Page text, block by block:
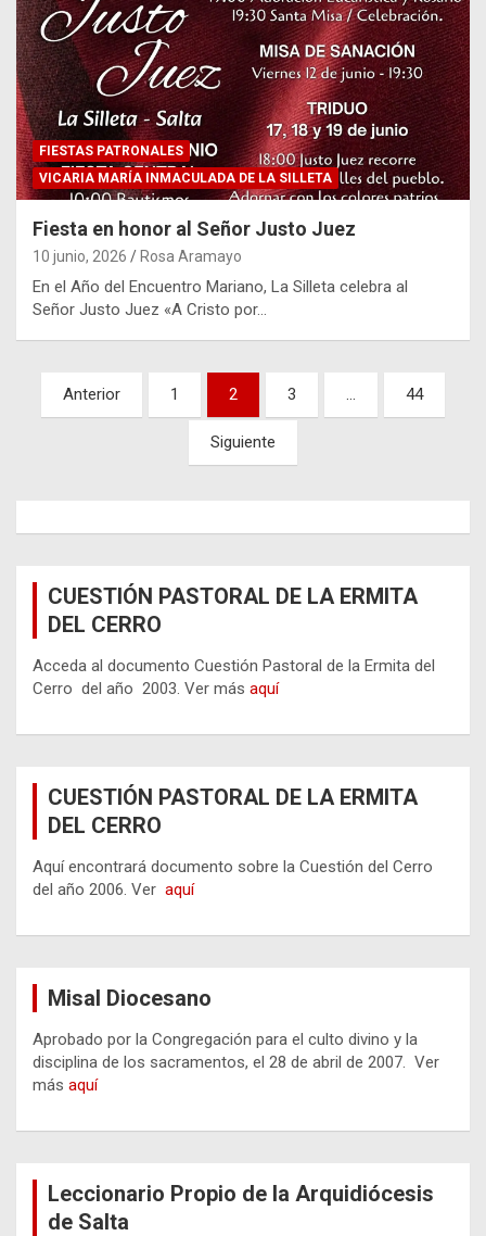
FIESTAS PATRONALES
VICARIA MARÍA INMACULADA DE LA SILLETA
Fiesta en honor al Señor Justo Juez
10 junio, 2026 Rosa Aramayo
En el Año del Encuentro Mariano, La Silleta celebra al
Señor Justo Juez «A Cristo por…
Paginación
de
Anterior 1 2 3 … 44
Siguiente
CUESTIÓN PASTORAL DE LA ERMITA
DEL CERRO
Acceda al documento Cuestión Pastoral de la Ermita del
Cerro del año 2003. Ver más aquí
CUESTIÓN PASTORAL DE LA ERMITA
DEL CERRO
Aquí encontrará documento sobre la Cuestión del Cerro
del año 2006. Ver aquí
Misal Diocesano
Aprobado por la Congregación para el culto divino y la
disciplina de los sacramentos, el 28 de abril de 2007. Ver
más aquí
Leccionario Propio de la Arquidiócesis
de Salta